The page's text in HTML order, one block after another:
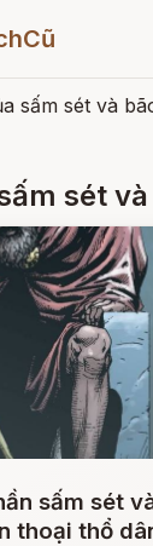
sấm sét và
sét và
sấm sét
thoại thổ